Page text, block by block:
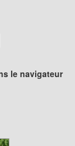
le navigateur